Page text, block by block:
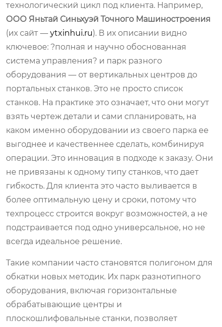
технологический цикл под клиента. Например,
ООО Яньтай Синьхуэй Точного Машиностроения
(их сайт — ytxinhui.ru). В их описании видно
ключевое: ?полная и научно обоснованная
система управления? и парк разного
оборудования — от вертикальных центров до
портальных станков. Это не просто список
станков. На практике это означает, что они могут
взять чертеж детали и сами спланировать, на
каком именно оборудовании из своего парка ее
выгоднее и качественнее сделать, комбинируя
операции. Это инновация в подходе к заказу. Они
не привязаны к одному типу станков, что дает
гибкость. Для клиента это часто выливается в
более оптимальную цену и сроки, потому что
техпроцесс строится вокруг возможностей, а не
подстраивается под одно универсальное, но не
всегда идеальное решение.
Такие компании часто становятся полигоном для
обкатки новых методик. Их парк разнотипного
оборудования, включая горизонтальные
обрабатывающие центры и
плоскошлифовальные станки, позволяет